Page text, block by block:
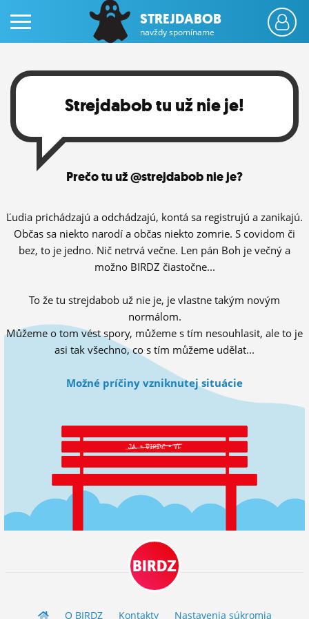
PRIHLÁS SA
ČINŽIAK
FÓRUM
STATUSY
BLOGY
OBRÁZKY
ĽUDIA
MÔJ PROFIL
NASTAVENIA
STREJDABOB
navždy spomíname
Strejdabob tu už nie je!
Prečo tu už @strejdabob nie je?
Ľudia prichádzajú a odchádzajú, kontá sa registrujú a zanikajú.
Občas sa niekto narodí a občas niekto zomrie. S covidom či
bez, to je jedno. Nič netrvá večne. Len pán Boh je večný a
možno BIRDZ čiastočne...
To že tu strejdabob už nie je, je vlastne takým novým
normálom.
Můžeme o tom vést spory, můžeme s tím nesouhlasit, ale to je
asi tak všechno, co s tím můžeme udělat...
Možné príčiny vzniknutej situácie
BIRDZ
O BIRDZ Kontakty Nastavenia súkromia